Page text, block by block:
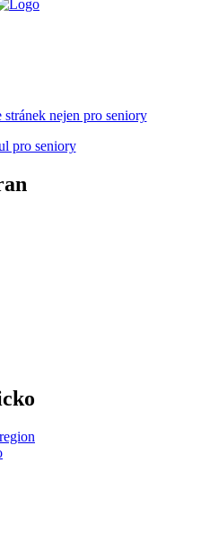
stránek nejen pro seniory